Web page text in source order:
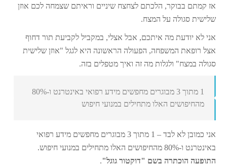
אז קמתם בבוקר, הלכתם לצחצח שיניים וראיתם שצמחה לכם אוזן
שלישית סגולה על המצח.
אני לא יודעת מה איתכם, אבל אצלי, במקביל לקביעת תור דחוף
אצל רופאת המשפחה, הפעולה הראשונה היא לגגל "אוזן שלישית
סגולה במצח" ולגלות מה זה ואיך מטפלים בזה.
1 מתוך 3 מבוגרים מחפשים מידע רפואי באינטרנט ו-80%
מהחיפושים האלו מתחילים במנועי חיפוש
אני כמובן לא לבד – 1 מתוך 3 מבוגרים מחפשים מידע רפואי
באינטרנט ו-80% מהחיפושים האלו מתחילים במנועי חיפוש.
התופעה הוכתרה בשם "דוקטור גוגל".